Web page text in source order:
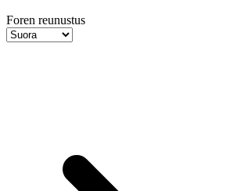
Foren reunustus